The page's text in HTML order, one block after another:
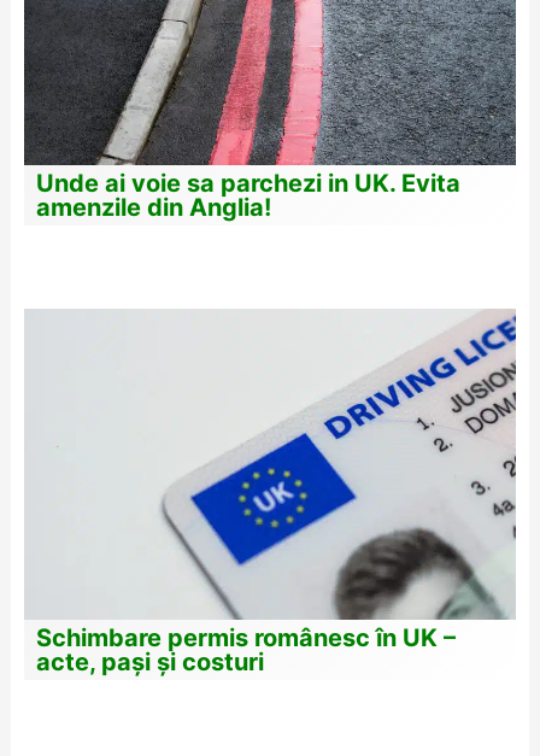
Unde ai voie sa parchezi in UK. Evita
amenzile din Anglia!
Schimbare permis românesc în UK –
acte, pași și costuri